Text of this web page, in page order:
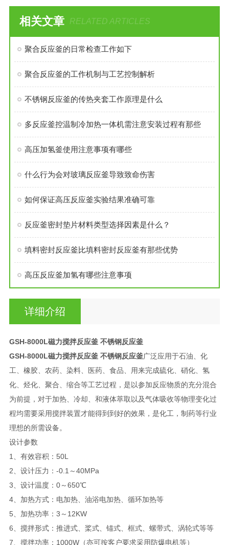
相关文章 RELATED ARTICLES
聚合反应釜的日常检查工作如下
聚合反应釜的工作机制与工艺控制解析
不锈钢反应釜的传热夹套工作原理是什么
多反应釜控温制冷加热一体机需注意安装过程有那些
高压加氢釜使用注意事项有哪些
什么行为会对玻璃反应釜导致致命伤害
如何保证高压反应釜实验结果准确可靠
反应釜密封垫片材料类型选择因素是什么？
填料密封反应釜比填料密封反应釜有那些优势
高压反应釜加氢有哪些注意事项
详细介绍
GSH-8000L磁力搅拌反应釜 不锈钢反应釜
GSH-8000L磁力搅拌反应釜 不锈钢反应釜广泛应用于石油、化
工、橡胶、农药、染料、医药、食品、用来完成硫化、硝化、氢
化、烃化、聚合、缩合等工艺过程，是以参加反应物质的充分混合
为前提，对于加热、冷却、和液体萃取以及气体吸收等物理变化过
程均需要采用搅拌装置才能得到到好的效果，是化工，制药等行业
理想的所需设备。
设计参数
1、有效容积：50L
2、设计压力：-0.1～40MPa
3、设计温度：0～650℃
4、加热方式：电加热、油浴电加热、循环加热等
5、加热功率：3～12KW
6、搅拌形式：推进式、桨式、锚式、框式、螺带式、涡轮式等等
7、搅拌功率：1000W（亦可按客户要求采用防爆电机等）